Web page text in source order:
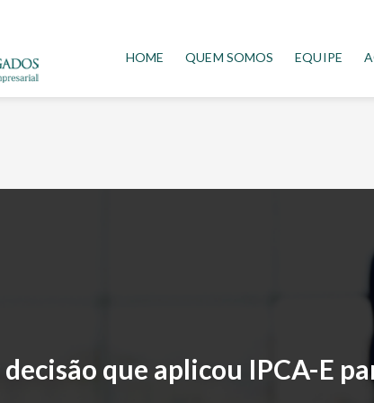
HOME QUEM SOMOS EQUIPE
que aplicou IPCA-E